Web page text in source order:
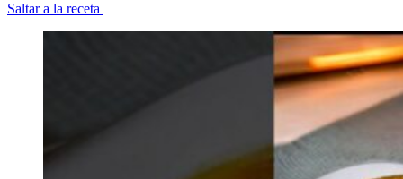
Saltar a la receta